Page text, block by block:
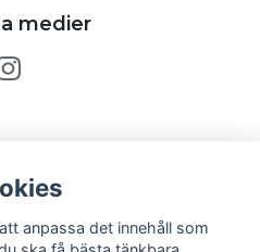
medier
anpassa det innehåll som